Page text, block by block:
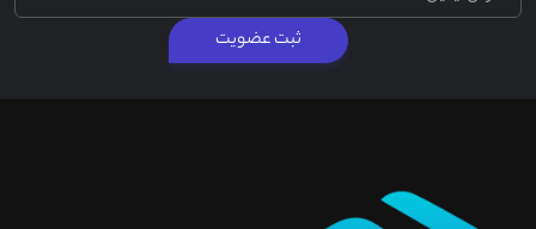
ثبت عضویت